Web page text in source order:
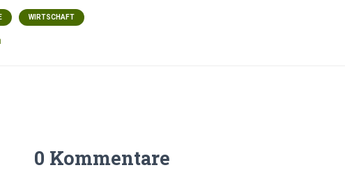
WIRTSCHAFT
0 Kommentare